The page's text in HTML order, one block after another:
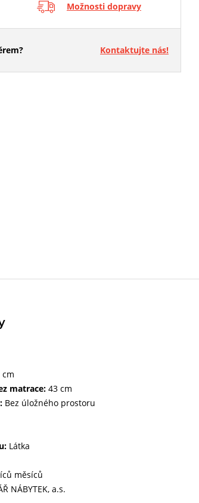
Možnosti dopravy
Kontaktujte nás!
cm
matrace: 43 cm
Bez úložného prostoru
Látka
měsíců
NÁBYTEK, a.s.